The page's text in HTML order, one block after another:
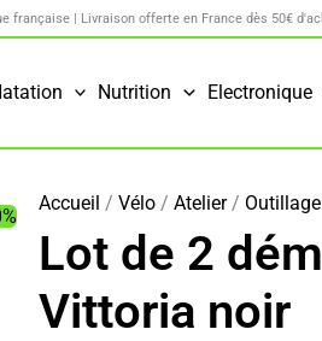
française | Livraison offerte en France dès 50€
Nutrition Electronique
Accueil / Vélo/ Atelier/ Outillage
Lot de 2
Vittoria noir